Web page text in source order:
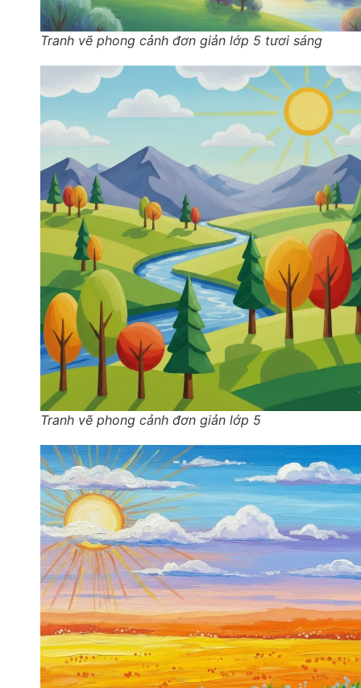
Tranh vẽ phong cảnh đơn giản lớp 5 tươi sáng
Tranh vẽ phong cảnh đơn giản lớp 5